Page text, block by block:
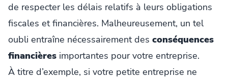
de respecter les délais relatifs à leurs obligations
fiscales et financières. Malheureusement, un tel
oubli entraîne nécessairement des conséquences
financières importantes pour votre entreprise.
À titre d’exemple, si votre petite entreprise ne